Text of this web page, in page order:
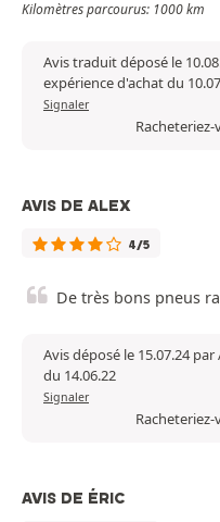
Kilomètres parcourus: 1000 km
Avis traduit déposé le
expérience d'achat du
Signaler
Racheteriez-
AVIS DE ALEX
4/5
De très bons pneus
Avis déposé le 15.07.24
du 14.06.22
Signaler
Racheteriez-
AVIS DE ÉRIC